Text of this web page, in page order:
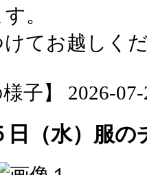
。
けてお越しく
様子】 2026-
日（水）服